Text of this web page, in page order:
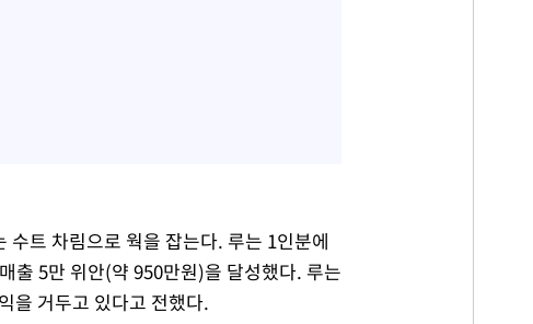
트 차림으로 웍을 잡는다. 루는 1인분에
출 5만 위안(약 950만원)을 달성했다. 루는
을 거두고 있다고 전했다.